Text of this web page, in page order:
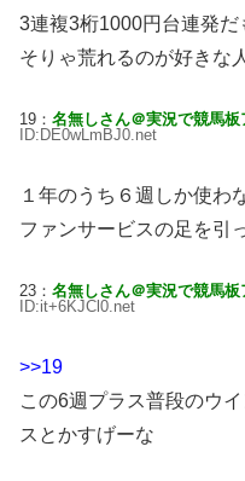
3連複3桁1000円台連発だ
そりゃ荒れるのが好きな
19： 名無しさん＠実況で競馬板
ID:DE0wLmBJ0.net
１年のうち６週しか使わ
ファンサービスの足を引
23： 名無しさん＠実況で競馬板
ID:it+6KJCl0.net
>>19
この6週プラス普段のウ
スとかすげーな